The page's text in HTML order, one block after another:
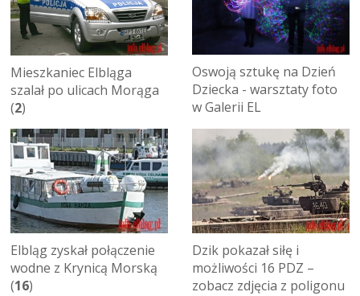
Mieszkaniec Elbląga
szalał po ulicach Morąga
(2)
Oswoją sztukę na Dzień
Dziecka - warsztaty foto
w Galerii EL
Elbląg zyskał połączenie
wodne z Krynicą Morską
(16)
Dzik pokazał siłę i
możliwości 16 PDZ –
zobacz zdjęcia z poligonu